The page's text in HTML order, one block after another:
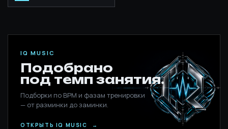
IQ MUSIC
Подобрано
под темп занятия.
Подборки по BPM и фазам тренировки
— от разминки до заминки.
ОТКРЫТЬ IQ MUSIC →